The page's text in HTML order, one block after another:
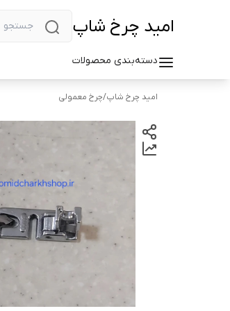
امید چرخ شاپ
دسته‌بندی محصولات
امید چرخ شاپ/چرخ معمولی